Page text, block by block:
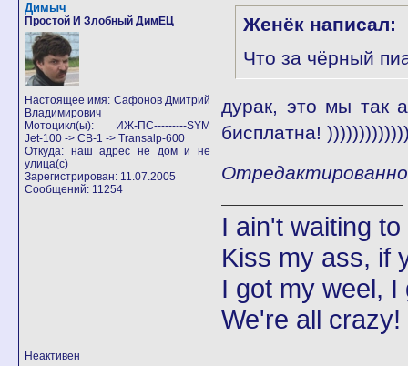
Димыч
Простой И Злобный ДимЕЦ
Настоящее имя: Сафонов Дмитрий
Владимирович
Мотоцикл(ы): ИЖ-ПС---------SYM
Jet-100 -> CB-1 -> Transalp-600
Откуда: наш адрес не дом и не
улица(с)
Зарегистрирован: 11.07.2005
Сообщений: 11254
Женёк написал:
Что за чёрный
дурак, это мы так
бисплатна!
I ain't waiting
Kiss my ass, if
I got my weel,
We're all
Неактивен